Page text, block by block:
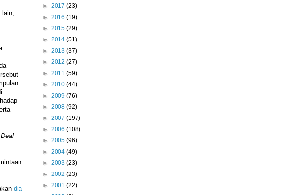
lain,
dia
► 2017 (23)
► 2016 (19)
► 2015 (29)
► 2014 (51)
► 2013 (37)
► 2012 (27)
► 2011 (59)
► 2010 (44)
► 2009 (76)
► 2008 (92)
► 2007 (197)
► 2006 (108)
► 2005 (96)
► 2004 (49)
► 2003 (23)
► 2002 (23)
► 2001 (22)